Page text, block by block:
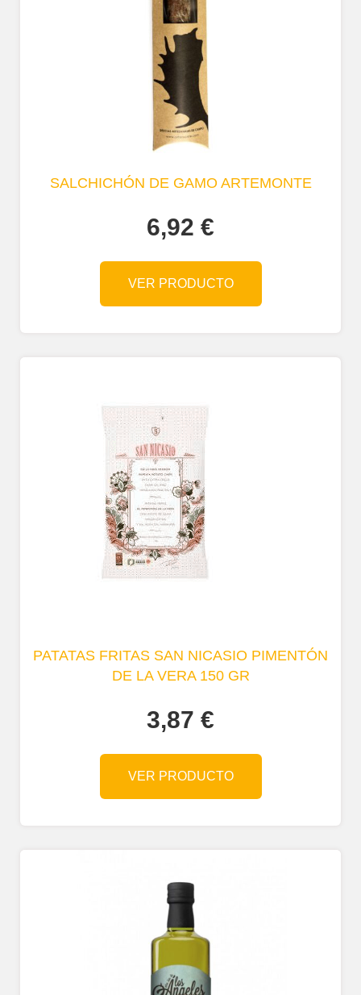
SALCHICHÓN DE GAMO ARTEMONTE
6,92 €
VER PRODUCTO
PATATAS FRITAS SAN NICASIO PIMENTÓN
DE LA VERA 150 GR
3,87 €
VER PRODUCTO